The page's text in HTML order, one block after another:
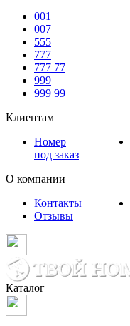
001
007
555
777
777 77
999
999 99
Клиентам
Номер
под заказ
О компании
Контакты
Отзывы
Каталог